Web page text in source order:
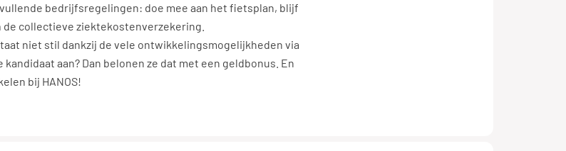
bedrijfsregelingen: doe mee aan het fietsplan, blijf
collectieve ziektekostenverzekering.
niet stil dankzij de vele ontwikkelingsmogelijkheden via
kandidaat aan? Dan belonen ze dat met een geldbonus. En
bij HANOS!